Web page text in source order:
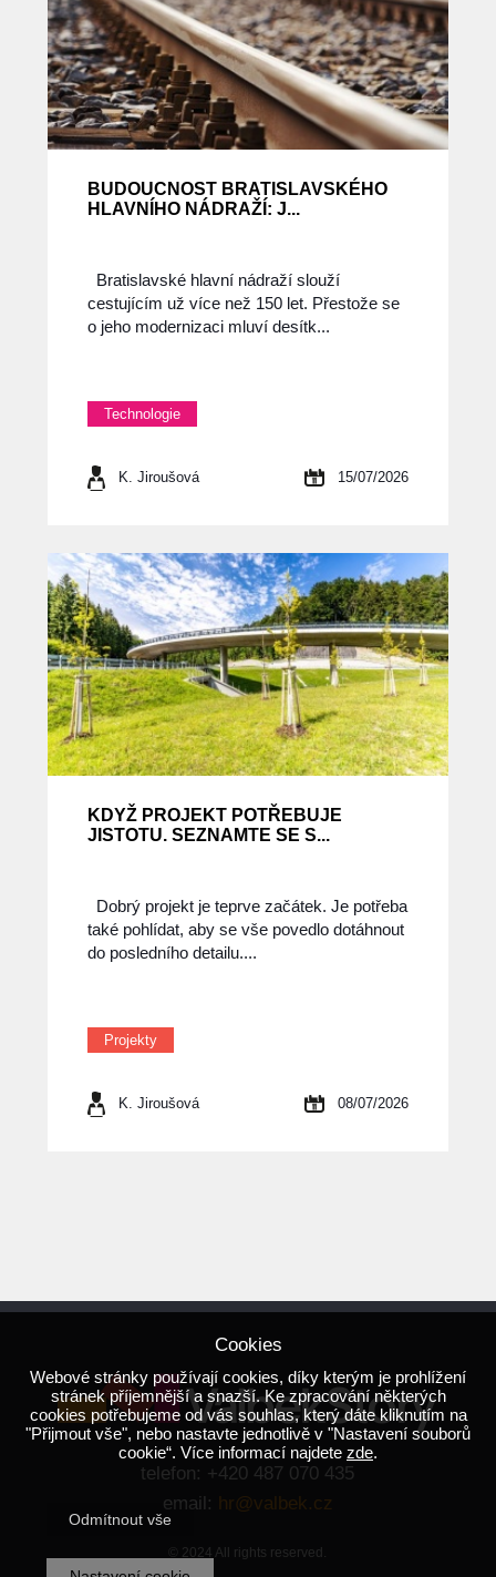
BUDOUCNOST BRATISLAVSKÉHO
HLAVNÍHO NÁDRAŽÍ: J...
Bratislavské hlavní nádraží slouží
cestujícím už více než 150 let. Přestože se
o jeho modernizaci mluví desítk...
Technologie
K. Jiroušová 15/07/2026
KDYŽ PROJEKT POTŘEBUJE
JISTOTU. SEZNAMTE SE S...
Dobrý projekt je teprve začátek. Je potřeba
také pohlídat, aby se vše povedlo dotáhnout
do posledního detailu....
Projekty
K. Jiroušová 08/07/2026
telefon: +420 487 070 435
email: hr@valbek.cz
© 2024 All rights reserved.
Cookies
Webové stránky používají cookies, díky kterým je prohlížení
stránek příjemnější a snazší. Ke zpracování některých
cookies potřebujeme od vás souhlas, který dáte kliknutím na
"Přijmout vše", nebo nastavte jednotlivě v "Nastavení souborů
cookie“. Více informací najdete zde.
Odmítnout vše